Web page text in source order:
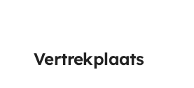
Vertrekplaats